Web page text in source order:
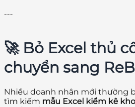
---
🚀 Bỏ Excel thủ
chuyển sang
Nhiều doanh nhân mới thường
tìm kiếm mẫu Excel kiểm kê